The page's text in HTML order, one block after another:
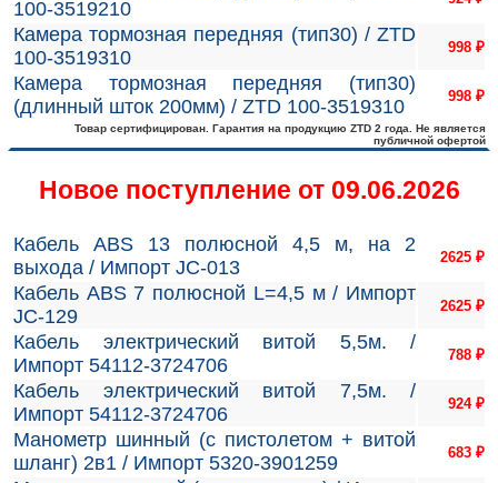
100-3519210
Камера тормозная передняя (тип30) / ZTD
100-3519310
998 ₽
Камера тормозная передняя (тип30)
(длинный шток 200мм) / ZTD 100-3519310
998 ₽
Товар сертифицирован. Гарантия на продукцию ZTD 2 года. Не является
публичной офертой
Новое поступление от 09.06.2026
Кабель ABS 13 полюсной 4,5 м, на 2
выхода / Импорт JC-013
2625 ₽
Кабель ABS 7 полюсной L=4,5 м / Импорт
JC-129
2625 ₽
Кабель электрический витой 5,5м. /
Импорт 54112-3724706
788 ₽
Кабель электрический витой 7,5м. /
Импорт 54112-3724706
924 ₽
Манометр шинный (с пистолетом + витой
шланг) 2в1 / Импорт 5320-3901259
683 ₽